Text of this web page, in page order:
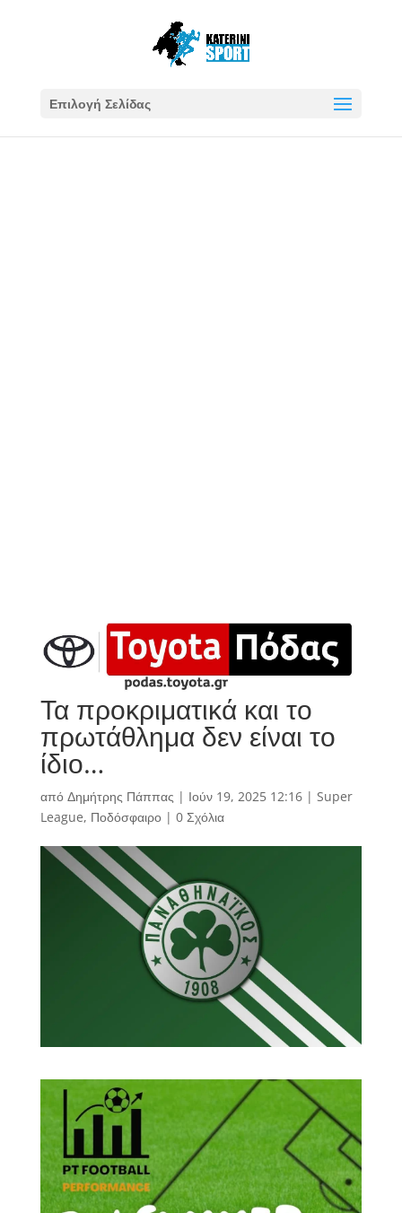
Επιλογή Σελίδας
Τα προκριματικά και το
πρωτάθλημα δεν είναι το
ίδιο…
από Δημήτρης Πάππας | Ιούν 19, 2025 12:16| Super
League, Ποδόσφαιρο| 0 Σχόλια